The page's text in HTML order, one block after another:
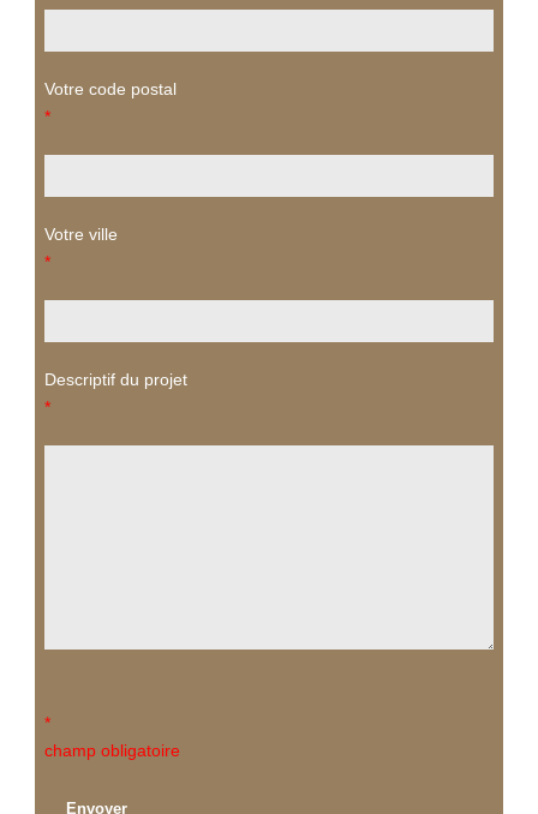
Votre code postal
*
Votre ville
*
Descriptif du projet
*
*
champ obligatoire